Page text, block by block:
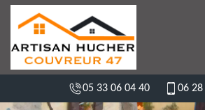
05 33 06 04 40 06